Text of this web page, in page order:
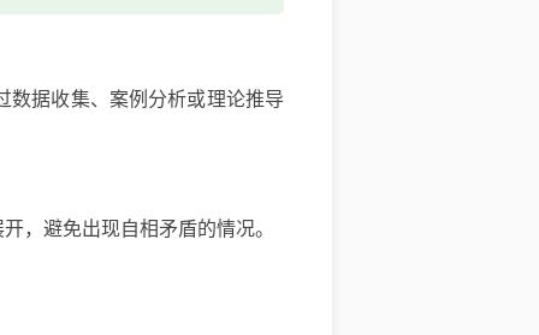
数据收集、案例分析或理论推导
，避免出现自相矛盾的情况。